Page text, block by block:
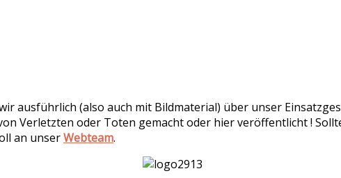
ausführlich (also auch mit Bildmaterial) über unser
Verletzten oder Toten gemacht oder hier veröffentlicht !
an unserWebteam.